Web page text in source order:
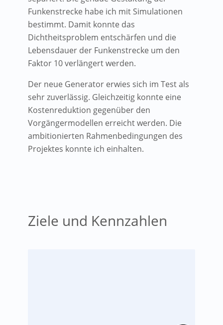
Funkenstrecke habe ich mit Simulationen
bestimmt. Damit konnte das
Dichtheitsproblem entschärfen und die
Lebensdauer der Funkenstrecke um den
Faktor 10 verlängert werden.
Der neue Generator erwies sich im Test als
sehr zuverlässig. Gleichzeitig konnte eine
Kostenreduktion gegenüber den
Vorgängermodellen erreicht werden. Die
ambitionierten Rahmenbedingungen des
Projektes konnte ich einhalten.
Ziele und Kennzahlen